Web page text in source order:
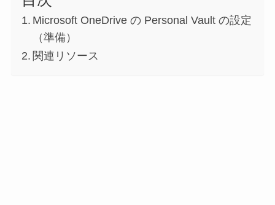
Microsoft OneDrive の Personal Vault の設定
（準備）
関連リソース